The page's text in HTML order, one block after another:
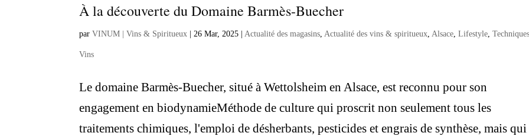
À la découverte du Domaine Barmès-Buecher
parVINUM | Vins & Spiritueux | 26 Mar, 2025 | Actualité des magasins Actualité des vins & spiritueux Alsace ,Lifestyle ,
Vins
Le domaine Barmès-Buecher, situé à Wettolsheim en Alsace, est reconnu pour son
engagement en biodynamieMéthode de culture qui proscrit non seulement tous les
traitements chimiques, l'emploi de désherbants, pesticides et engrais de synthèse, mais qui